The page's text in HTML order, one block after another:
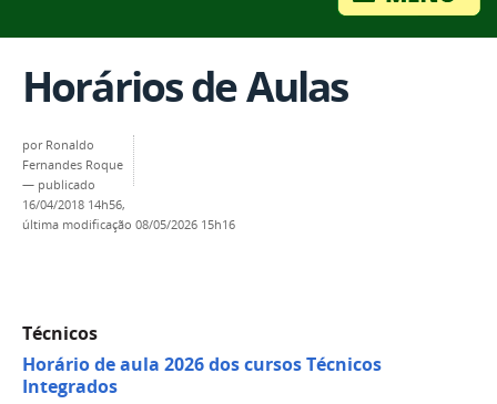
Horários de Aulas
por Ronaldo
Fernandes Roque
— publicado
16/04/2018 14h56,
última modificação 08/05/2026 15h16
Técnicos
Horário de aula 2026 dos cursos Técnicos
Integrados